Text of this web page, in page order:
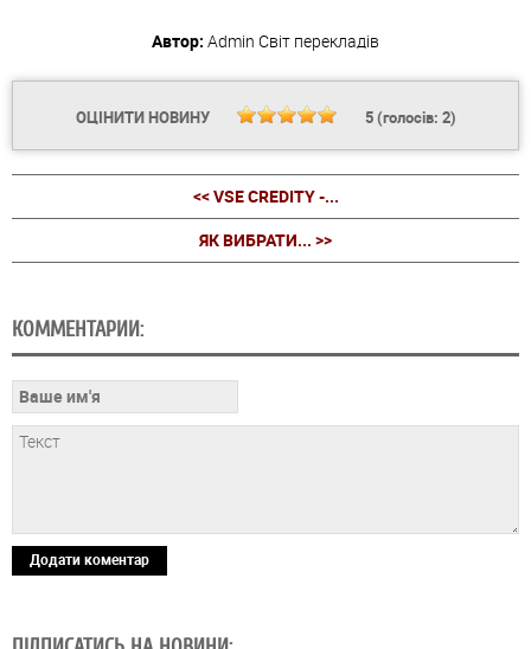
Автор: Admin Світ перекладів
ОЦІНИТИ НОВИНУ 5(голосів: 2)
<< VSE CREDITY -...
ЯК ВИБРАТИ... >>
КОММЕНТАРИИ:
Додати коментар